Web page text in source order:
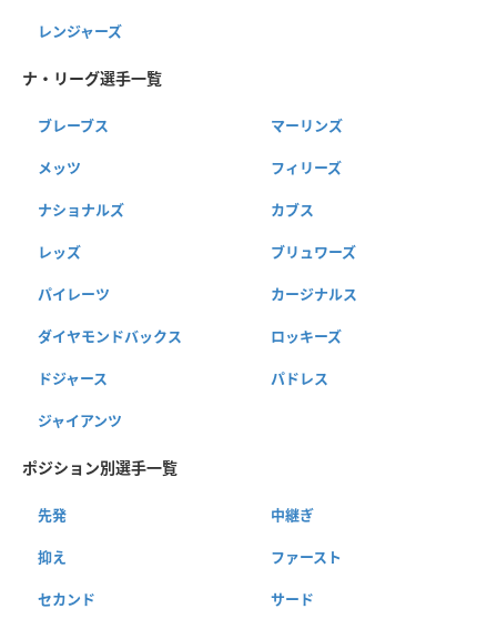
レンジャーズ
ナ・リーグ選手一覧
ブレーブス マーリンズ
メッツ フィリーズ
ナショナルズ カブス
レッズ ブリュワーズ
パイレーツ カージナルス
ダイヤモンドバックス ロッキーズ
ドジャース パドレス
ジャイアンツ
ポジション別選手一覧
先発 中継ぎ
抑え ファースト
セカンド サード